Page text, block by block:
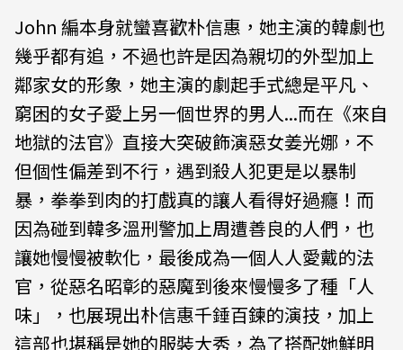
John 編本身就蠻喜歡朴信惠，她主演的韓劇也
幾乎都有追，不過也許是因為親切的外型加上
鄰家女的形象，她主演的劇起手式總是平凡、
窮困的女子愛上另一個世界的男人...而在《來自
地獄的法官》直接大突破飾演惡女姜光娜，不
但個性偏差到不行，遇到殺人犯更是以暴制
暴，拳拳到肉的打戲真的讓人看得好過癮！而
因為碰到韓多溫刑警加上周遭善良的人們，也
讓她慢慢被軟化，最後成為一個人人愛戴的法
官，從惡名昭彰的惡魔到後來慢慢多了種「人
味」，也展現出朴信惠千錘百鍊的演技，加上
這部也堪稱是她的服裝大秀，為了搭配她鮮明